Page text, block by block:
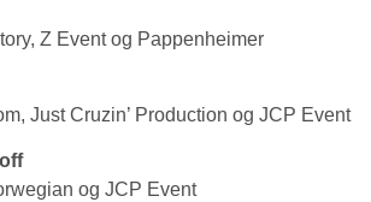
Z Event og Pappenheimer
Just Cruzin’ Production og JCP Event
og JCP Event